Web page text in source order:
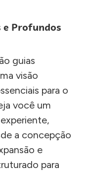
e Profundos
guias
visão
para o
você um
a concepção
e
para